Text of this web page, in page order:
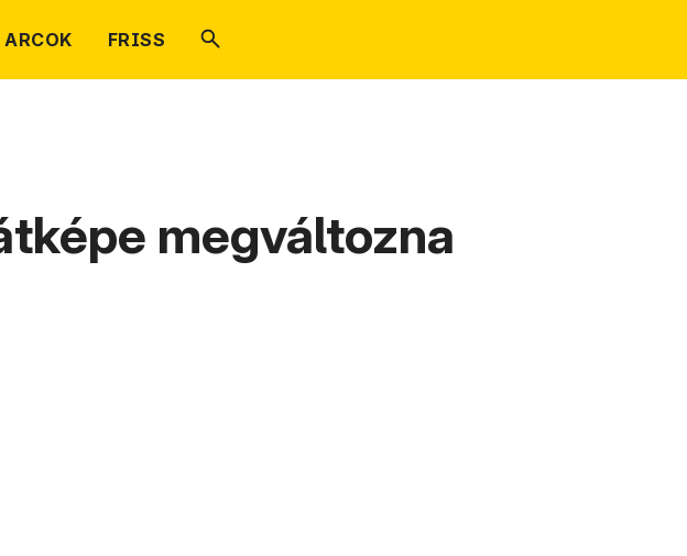
ARCOK FRISS
megváltozna